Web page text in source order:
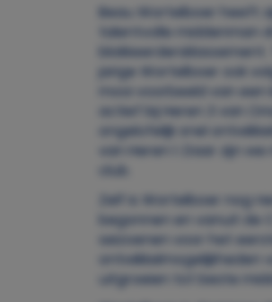
Beau Wortelboer heeft
talentvolle middenman
jarige Wortelboer ook
mooi voorbeeld van
actief bij Heren 3 van
ongelofelijk snel
van Heren 1. Daar zijn
club.
Zelf is Wortelboer nog
begonnen en vanuit de
seizoenen voor het
ontwikkelmogelijkheden
uitgroeien tot beste